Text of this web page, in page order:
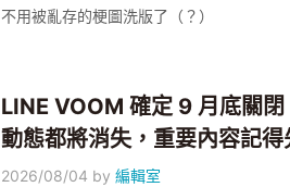
不用被亂存的梗圖洗版了（？）
LINE VOOM 確定 9 月底關
動態都將消失，重要內容記得
2026/08/04 by編輯室